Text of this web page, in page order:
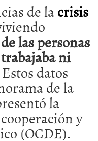
de lacrisis
las personas
ni
Estos datos
de la
la
y
(OCDE).